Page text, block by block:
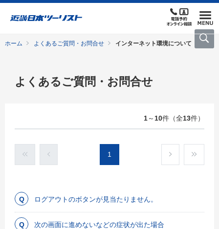
ホーム よくあるご質問・お問合せ インターネット環境について
よくあるご質問・お問合せ
1～ 10件（全13件）
1
ログアウトのボタンが見当たりません。
次の画面に進めないなどの症状が出た場合